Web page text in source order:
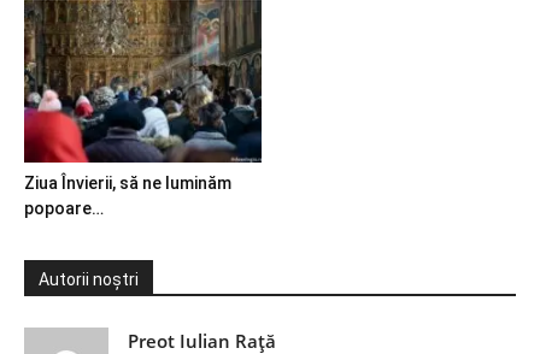
Ziua Învierii, să ne luminăm
popoare…
Autorii noștri
Preot Iulian Raţă